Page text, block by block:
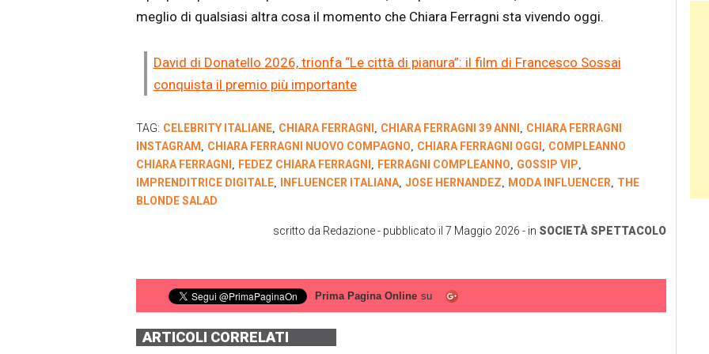
meglio di qualsiasi altra cosa il momento che Chiara Ferragni sta vivendo oggi.
David di Donatello 2026, trionfa “Le città di pianura”: il film di Francesco Sossai
conquista il premio più importante
TAG: CELEBRITY ITALIANE, CHIARA FERRAGNI CHIARA FERRAGNI 39 ANNI
CHIARA FERRAGNI
INSTAGRAM
CHIARA FERRAGNI NUOVO COMPAGNO CHIARA FERRAGNI OGGI
COMPLEANNO
CHIARA FERRAGNI
FEDEZ CHIARA FERRAGNI FERRAGNI COMPLEANNO GOSSIP VIP
IMPRENDITRICE DIGITALE, INFLUENCER ITALIANA, JOSE HERNANDEZ MODA INFLUENCER
THE
BLONDE SALAD
scritto da Redazione- pubblicato il 7 Maggio 2026 - in SOCIETÀ SPETTACOLO
Prima Pagina Online su
ARTICOLI CORRELATI